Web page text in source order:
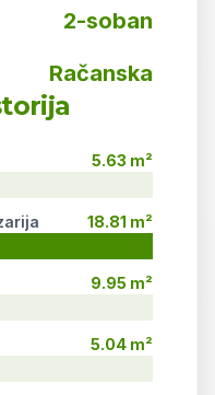
2-soban
Račanska
5.63 m²
18.81 m²
9.95 m²
5.04 m²